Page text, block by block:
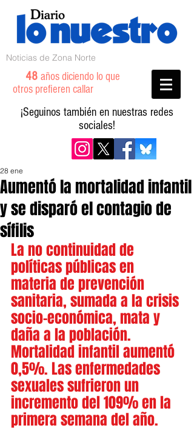
Noticias de Zona Norte
48 años diciendo lo que
otros prefieren callar
¡Seguinos también en nuestras redes
sociales!
Aumentó la mortalidad infantil
y se disparó el contagio de
sífilis
28 ene
La no continuidad de
políticas públicas en
materia de prevención
sanitaria, sumada a la crisis
socio-económica, mata y
daña a la población.
Mortalidad infantil aumentó
0,5%. Las enfermedades
sexuales sufrieron un
incremento del 109% en la
primera semana del año.